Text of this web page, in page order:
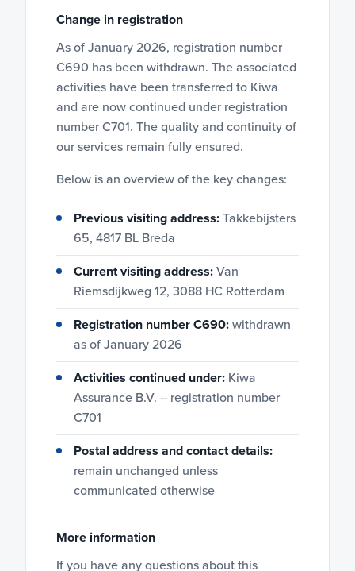
Change in registration
As of January 2026, registration number
C690 has been withdrawn. The associated
activities have been transferred to Kiwa
and are now continued under registration
number C701. The quality and continuity of
our services remain fully ensured.
Below is an overview of the key changes:
Previous visiting address: Takkebijsters
65, 4817 BL Breda
Current visiting address: Van
Riemsdijkweg 12, 3088 HC Rotterdam
Registration number C690: withdrawn
as of January 2026
Activities continued under: Kiwa
Assurance B.V. – registration number
C701
Postal address and contact details:
remain unchanged unless
communicated otherwise
More information
If you have any questions about this